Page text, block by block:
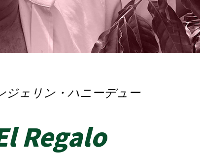
ジェリン・ハニーデュー
Regalo